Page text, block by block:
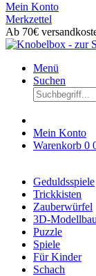
Mein Konto
Merkzettel
Ab 70€
Menü
Suchen
Mein Konto
Warenkorb 0
Geduldsspiele
Trickkisten
Zauberwürfel
3D-Modellbau
Puzzle
Spiele
Für Kinder
Schach